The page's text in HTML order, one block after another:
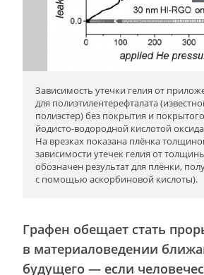
Зависимость утечки гелия от
для полиэтилентерефталата
полиэстер) без покрытия и
йодисто-водородной кислотой
На врезках показана плёнка
зависимости утечек гелия от
обозначен результат для плёнки,
с помощью аскорбиновой кислоты).
Графен обещает стать
в материаловедении
будущего — если